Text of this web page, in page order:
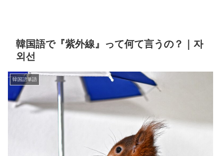
韓国語で『紫外線』って何て言うの？｜자
외선
韓国語単語